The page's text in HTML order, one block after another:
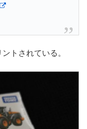
トされている。